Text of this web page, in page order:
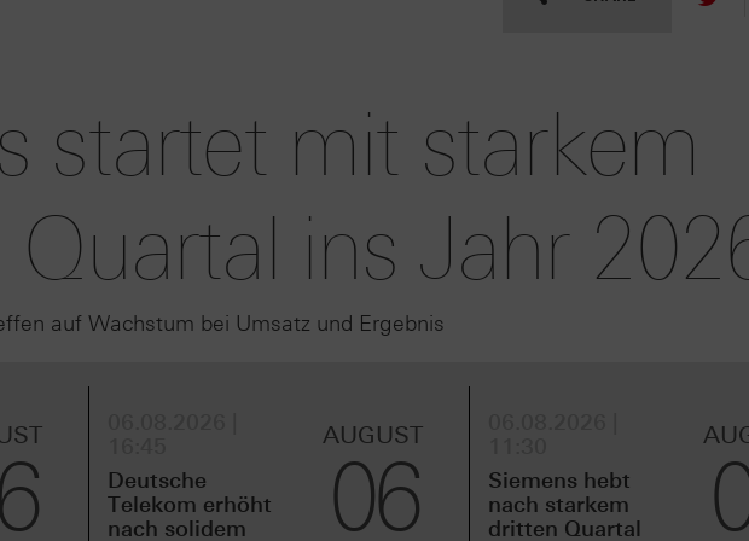
startet mit starkem
Quartal ins Jahr
auf Wachstum bei Umsatz und Ergebnis
Deutsche
Telekom erhöht
nach solidem
AUGUST
06
Siemens hebt
nach starkem
dritten Quartal